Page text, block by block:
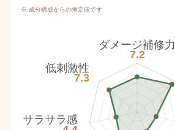
※ 成分構成からの推定値です
ダメージ補修力
7.2
サラサラ感
低刺激性
7.3